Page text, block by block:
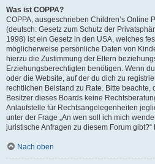
Was ist COPPA?
COPPA, ausgeschrieben Children’s Online
(deutsch: Gesetz zum Schutz der
1998) ist ein Gesetz in den USA, welches
möglicherweise persönliche Daten von
hierzu die Zustimmung der Eltern
Erziehungsberechtigten benötigen. Wenn
oder die Website, auf der du dich zu
rechtlichen Beistand zu Rate. Bitte beachte,
Besitzer dieses Boards keine
Anlaufstelle für Rechtsangelegenheiten
unter der Frage „An wen soll ich mich
juristische Anfragen zu diesem Forum
Nach oben